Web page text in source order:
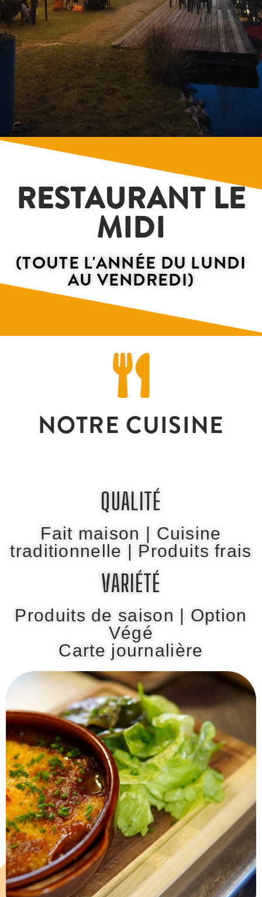
RESTAURANT LE
MIDI
(TOUTE L'ANNÉE DU LUNDI
AU VENDREDI)
NOTRE CUISINE
QUALITÉ
Fait maison | Cuisine
traditionnelle | Produits frais
VARIÉTÉ
Produits de saison | Option
Végé
Carte journalière